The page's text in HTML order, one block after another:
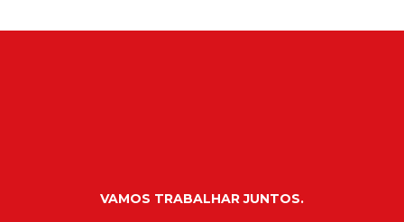
VAMOS TRABALHAR JUNTOS.